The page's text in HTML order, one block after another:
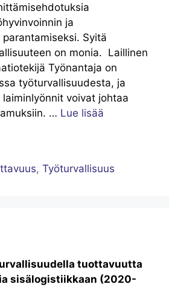
ja
Syitä
on monia. Laillinen
Työnantaja on
työturvallisuudesta, ja
voivat johtaa
… Lue lisää
,Työturvallisuus
tuottavuutta
sisälogistiikkaan (2020-